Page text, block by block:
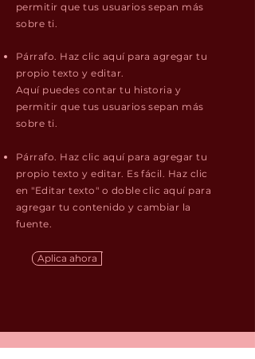
permitir que tus usuarios sepan más
sobre ti.
Párrafo. Haz clic aquí para agregar tu
propio texto y editar.
Aquí puedes contar tu historia y
permitir que tus usuarios sepan más
sobre ti.
Párrafo. Haz clic aquí para agregar tu
propio texto y editar. Es fácil. Haz clic
en "Editar texto" o doble clic aquí para
agregar tu contenido y cambiar la
fuente.
Aplica ahora